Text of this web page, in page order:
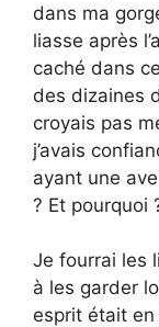
dans ma
liasse après
caché dans
des dizaines
croyais pas
j’avais
ayant une
? Et pourquoi
Je fourrai les
à les garder
esprit était